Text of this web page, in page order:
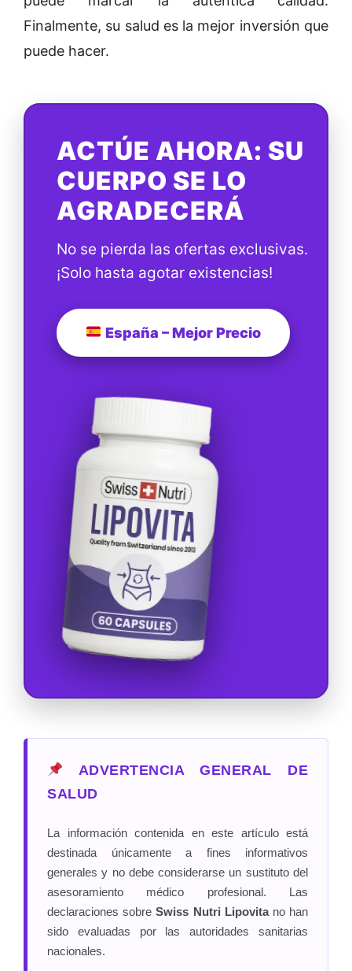
Finalmente, su salud es la mejor inversión que
puede hacer.
ACTÚE AHORA: SU
CUERPO SE LO
AGRADECERÁ
No se pierda las ofertas exclusivas.
¡Solo hasta agotar existencias!
España – Mejor Precio
ADVERTENCIA GENERAL DE
SALUD
La información contenida en este artículo está
destinada únicamente a fines informativos
generales y no debe considerarse un sustituto del
asesoramiento médico profesional. Las
declaraciones sobreSwiss Nutri Lipovitano han
sido evaluadas por las autoridades sanitarias
nacionales.